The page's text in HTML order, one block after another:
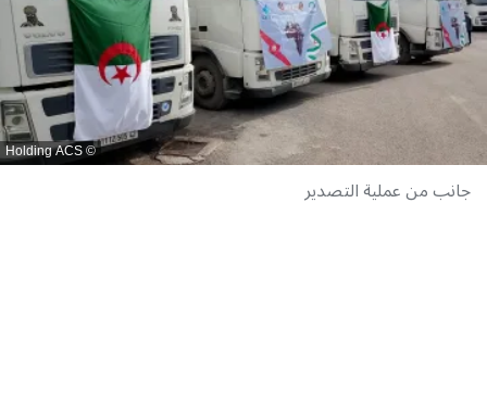
Holding ACS
جانب من عملية التصدير